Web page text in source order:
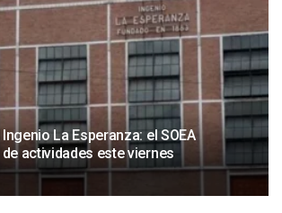
La Esperanza: el SOEA
actividades este viernes